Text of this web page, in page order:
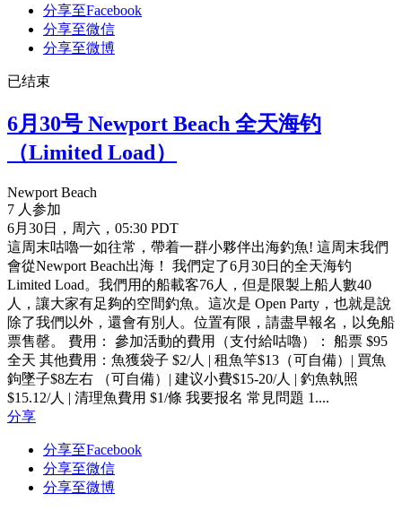
分享至Facebook
分享至微信
分享至微博
已结束
6月30号 Newport Beach 全天海钓
（Limited Load）
Newport Beach
7 人参加
6月30日，周六，05:30 PDT
這周末咕嚕一如往常，帶着一群小夥伴出海釣魚! 這周末我們
會從Newport Beach出海！ 我們定了6月30日的全天海钓
Limited Load。我們用的船載客76人，但是限製上船人數40
人，讓大家有足夠的空間釣魚。這次是 Open Party，也就是說
除了我們以外，還會有別人。位置有限，請盡早報名，以免船
票售罄。 費用： 參加活動的費用（支付給咕嚕）： 船票 $95
全天 其他費用：魚獲袋子 $2/人 | 租魚竿$13（可自備）| 買魚
鉤墜子$8左右 （可自備）| 建议小費$15-20/人 | 釣魚執照
$15.12/人 | 清理魚費用 $1/條 我要报名 常見問題 1....
分享
分享至Facebook
分享至微信
分享至微博